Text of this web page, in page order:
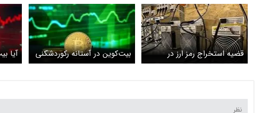
قضیه استخراج رمز ارز در
سفارتخانه ها چیست؟
بیت‌کوین در آستانه رکوردشکنی
تازه
برای